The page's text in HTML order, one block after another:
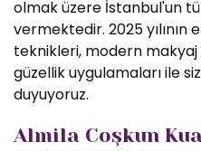
olmak üzere İstanbul'un
vermektedir. 2025 yılının
teknikleri, modern
güzellik uygulamaları ile
duyuyoruz.
Almila Coşkun